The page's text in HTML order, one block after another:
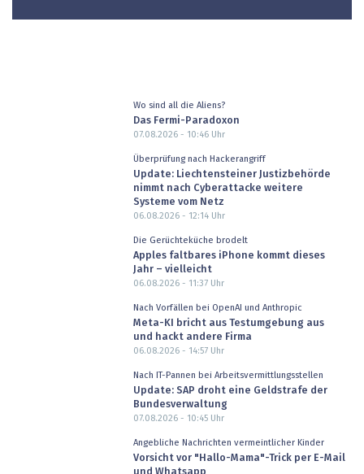
Wo sind all die Aliens?
Das Fermi-Paradoxon
07.08.2026 - 10:46Uhr
Überprüfung nach Hackerangriff
Update: Liechtensteiner Justizbehörde
nimmt nach Cyberattacke weitere
Systeme vom Netz
06.08.2026 - 12:14Uhr
Die Gerüchteküche brodelt
Apples faltbares iPhone kommt dieses
Jahr – vielleicht
06.08.2026 - 11:37Uhr
Nach Vorfällen bei OpenAI und Anthropic
Meta-KI bricht aus Testumgebung aus
und hackt andere Firma
06.08.2026 - 14:57Uhr
Nach IT-Pannen bei Arbeitsvermittlungsstellen
Update: SAP droht eine Geldstrafe der
Bundesverwaltung
07.08.2026 - 10:45Uhr
Angebliche Nachrichten vermeintlicher Kinder
Vorsicht vor "Hallo-Mama"-Trick per E-Mail